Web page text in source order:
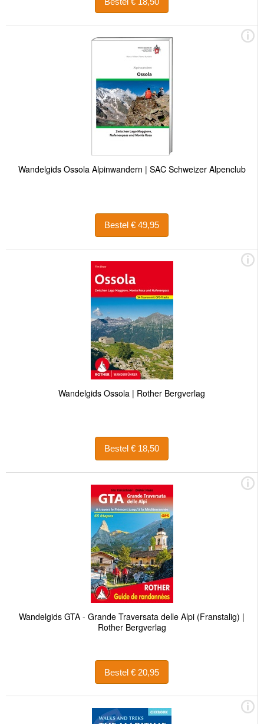
Wandelgids Ossola Alpinwandern | SAC Schweizer Alpenclub
Bestel € 49,95
Wandelgids Ossola | Rother Bergverlag
Bestel € 18,50
Wandelgids GTA - Grande Traversata delle Alpi (Franstalig) |
Rother Bergverlag
Bestel € 20,95